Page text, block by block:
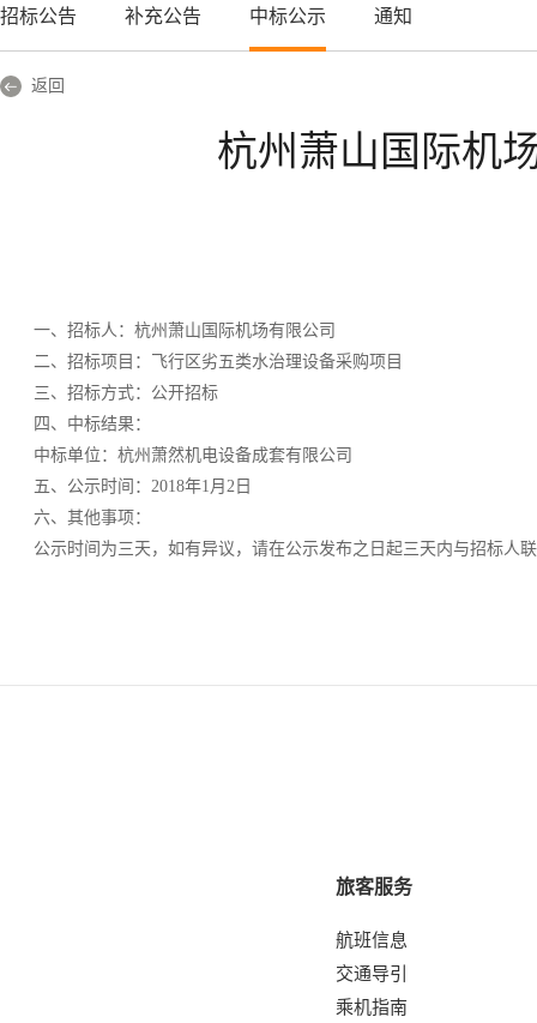
招标公告 补充公告 中标公示 通知
返回
杭州萧山国际机
一、招标人：杭州萧山国际机场有限公司
二、招标项目：飞行区劣五类水治理设备采购项目
三、招标方式：公开招标
四、中标结果：
中标单位：杭州萧然机电设备成套有限公司
五、公示时间： 2018年1月 2 日
六、其他事项：
公示时间为三天，如有异议，请在公示发布之日起三天内与招标人
旅客服务
航班信息
交通导引
乘机指南